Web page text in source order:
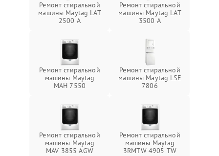
Ремонт стиральной
машины Maytag LAT
2500 A
Ремонт стиральной
машины Maytag LAT
3500 A
Ремонт стиральной
машины Maytag
MAH 7550
Ремонт стиральной
машины Maytag LSE
7806
Ремонт стиральной
машины Maytag
MAV 3855 AGW
Ремонт стиральной
машины Maytag
3RMTW 4905 TW